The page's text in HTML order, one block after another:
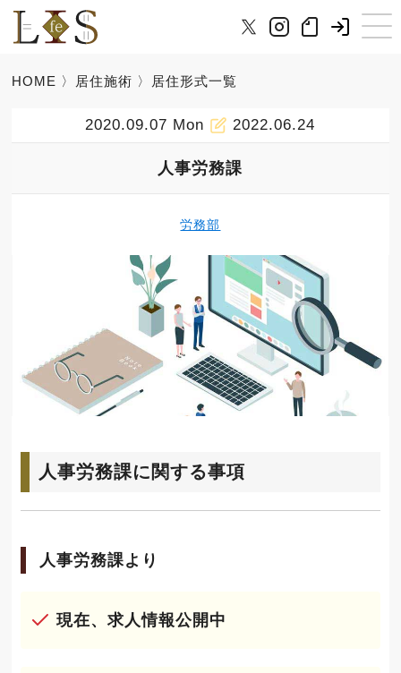
HOME 〉 居住施術 〉居住形式一覧
2020.09.07 Mon 2022.06.24
人事労務課
労務部
人事労務課に関する事項
人事労務課より
現在、求人情報公開中